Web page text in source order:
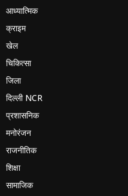
आध्यात्मिक
क्राइम
खेल
चिकित्सा
जिला
दिल्ली NCR
प्रशासनिक
मनोरंजन
राजनीतिक
शिक्षा
सामाजिक